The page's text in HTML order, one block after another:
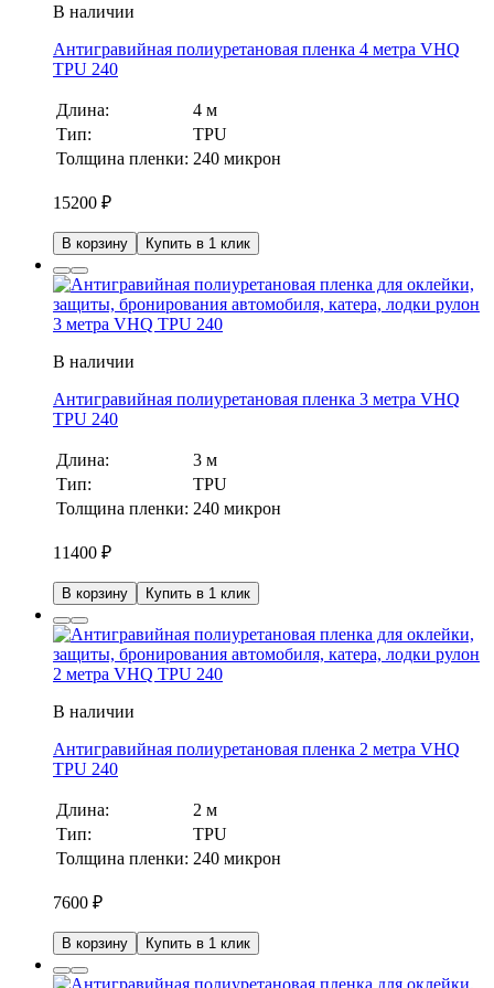
В наличии
Антигравийная полиуретановая пленка 4 метра VHQ
TPU 240
Длина:
4 м
Тип:
TPU
Толщина пленки: 240 микрон
15200 ₽
В корзину Купить в 1 клик
В наличии
Антигравийная полиуретановая пленка 3 метра VHQ
TPU 240
Длина:
3 м
Тип:
TPU
Толщина пленки: 240 микрон
11400 ₽
В корзину Купить в 1 клик
В наличии
Антигравийная полиуретановая пленка 2 метра VHQ
TPU 240
Длина:
2 м
Тип:
TPU
Толщина пленки: 240 микрон
7600 ₽
В корзину Купить в 1 клик